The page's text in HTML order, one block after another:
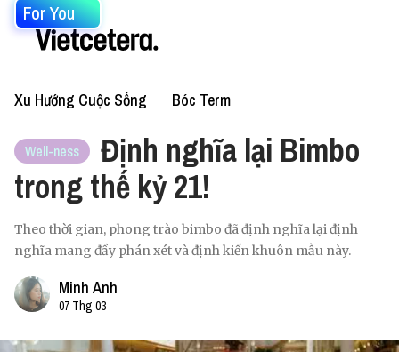
For You
Xu Hướng Cuộc Sống Bóc Term
Well-ness
Định nghĩa lại Bimbo
trong thế kỷ 21!
Theo thời gian, phong trào bimbo đã định nghĩa lại định
nghĩa mang đầy phán xét và định kiến khuôn mẫu này.
Minh Anh
07 Thg 03